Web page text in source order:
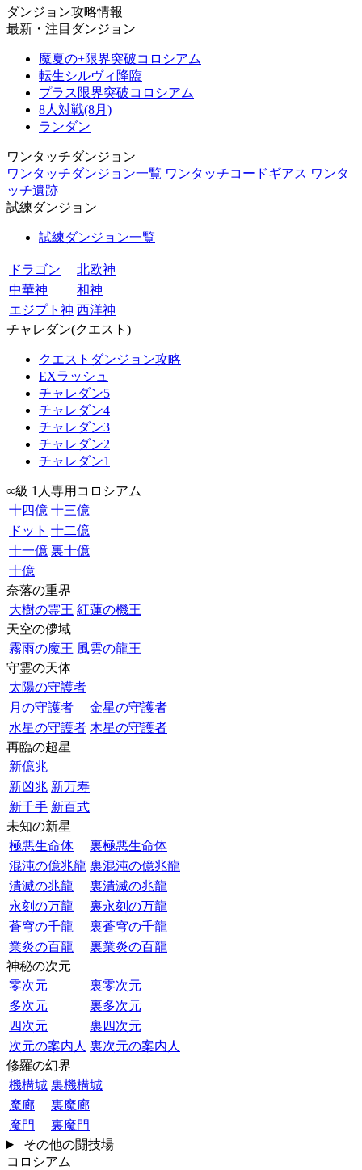
ダンジョン攻略情報
最新・注目ダンジョン
魔夏の+限界突破コロシアム
転生シルヴィ降臨
プラス限界突破コロシアム
8人対戦(8月)
ランダン
ワンタッチダンジョン
ワンタッチダンジョン一覧 ワンタッチコードギアス ワンタ
ッチ遺跡
試練ダンジョン
試練ダンジョン一覧
ドラゴン
北欧神
中華神
和神
エジプト神 西洋神
チャレダン(クエスト)
クエストダンジョン攻略
EXラッシュ
チャレダン5
チャレダン4
チャレダン3
チャレダン2
チャレダン1
∞級 1人専用コロシアム
十四億 十三億
ドット 十二億
十一億 裏十億
十億
奈落の重界
大樹の霊王 紅蓮の機王
天空の儚域
霧雨の魔王 風雲の龍王
守霊の天体
太陽の守護者
月の守護者
金星の守護者
水星の守護者 木星の守護者
再臨の超星
新億兆
新凶兆 新万寿
新千手 新百式
未知の新星
極悪生命体
裏極悪生命体
混沌の億兆龍 裏混沌の億兆龍
潰滅の兆龍
裏潰滅の兆龍
永刻の万龍
裏永刻の万龍
蒼穹の千龍
裏蒼穹の千龍
業炎の百龍
裏業炎の百龍
神秘の次元
零次元
裏零次元
多次元
裏多次元
四次元
裏四次元
次元の案内人 裏次元の案内人
修羅の幻界
機構城 裏機構城
魔廊
裏魔廊
魔門
裏魔門
その他の闘技場
コロシアム